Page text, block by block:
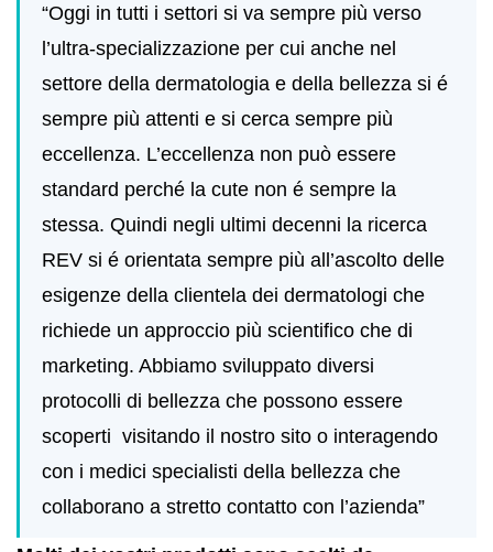
“Oggi in tutti i settori si va sempre più verso
l’ultra-specializzazione per cui anche nel
settore della dermatologia e della bellezza si é
sempre più attenti e si cerca sempre più
eccellenza. L’eccellenza non può essere
standard perché la cute non é sempre la
stessa. Quindi negli ultimi decenni la ricerca
REV si é orientata sempre più all’ascolto delle
esigenze della clientela dei dermatologi che
richiede un approccio più scientifico che di
marketing. Abbiamo sviluppato diversi
protocolli di bellezza che possono essere
scoperti visitando il nostro sito o interagendo
con i medici specialisti della bellezza che
collaborano a stretto contatto con l’azienda”